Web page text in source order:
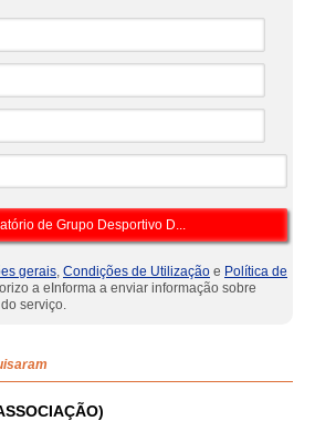
gerais, Condições de Utilização e Política de
a eInforma a enviar informação sobre
serviço.